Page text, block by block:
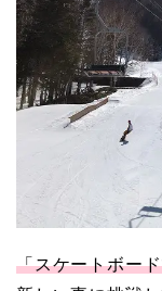
「スケートボー